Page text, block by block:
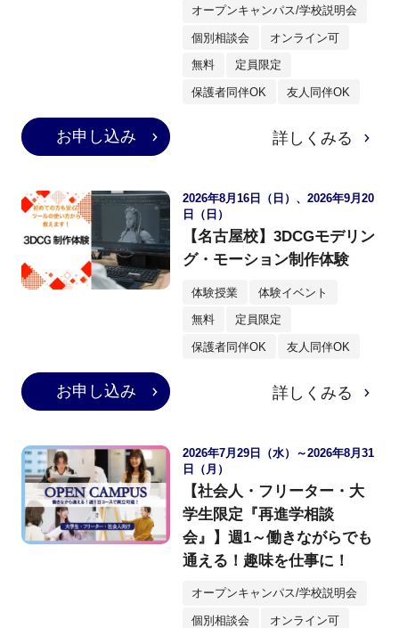
オープンキャンパス/学校説明会
個別相談会 オンライン可
無料 定員限定
保護者同伴OK 友人同伴OK
お申し込み 詳しくみる
2026年8月16日（日）、2026年9月20
日（日）
【名古屋校】3DCGモデリン
グ・モーション制作体験
体験授業 体験イベント
無料 定員限定
保護者同伴OK 友人同伴OK
お申し込み 詳しくみる
2026年7月29日（水）～2026年8月31
日（月）
【社会人・フリーター・大
学生限定『再進学相談
会』】週1～働きながらでも
通える！趣味を仕事に！
オープンキャンパス/学校説明会
個別相談会 オンライン可